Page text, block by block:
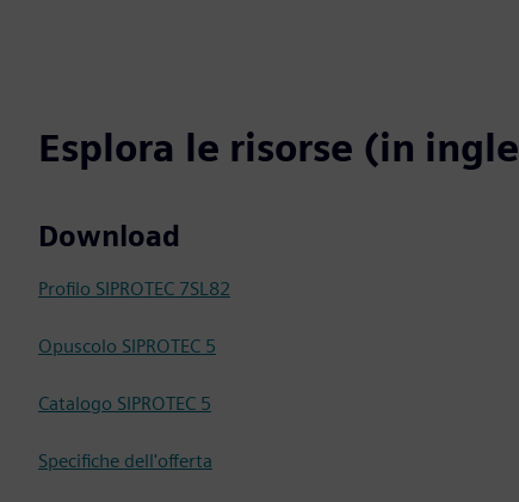
Esplora le risorse (in
Download
Profilo SIPROTEC 7SL82
Opuscolo SIPROTEC 5
Catalogo SIPROTEC 5
Specifiche dell'offerta